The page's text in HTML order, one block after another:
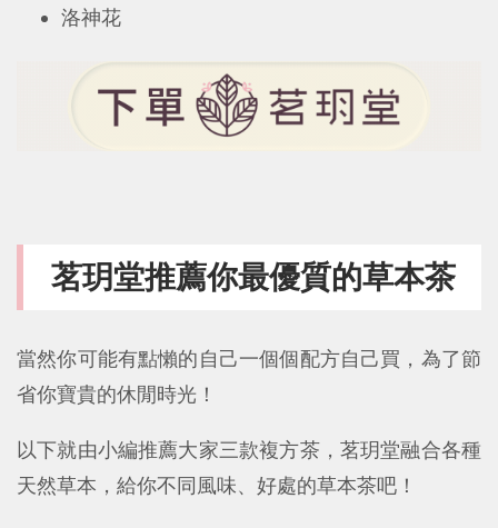
洛神花
茗玥堂推薦你最優質的草本茶
當然你可能有點懶的自己一個個配方自己買，為了節
省你寶貴的休閒時光！
以下就由小編推薦大家三款複方茶，茗玥堂融合各種
天然草本，給你不同風味、好處的草本茶吧！